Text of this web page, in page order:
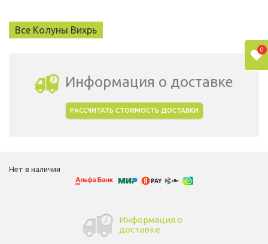
Все Колуны Вихрь
Информация о доставке
РАССЧИТАТЬ СТОИМОСТЬ ДОСТАВКИ
Нет в наличии
Информация о
доставке
0